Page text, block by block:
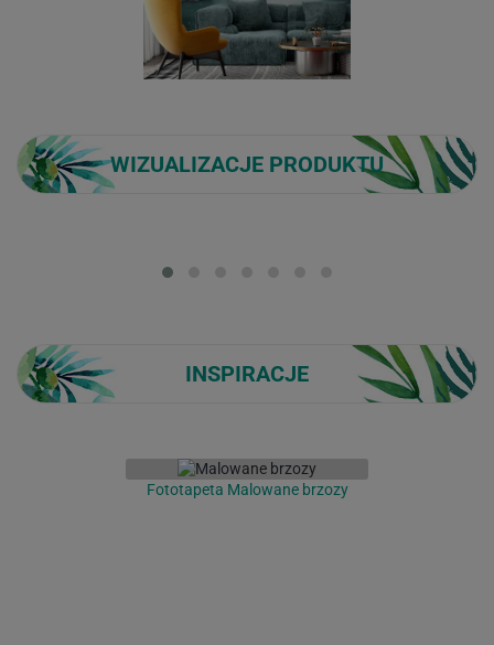
WIZUALIZACJE PRODUKTU
INSPIRACJE
Fototapeta Malowane brzozy